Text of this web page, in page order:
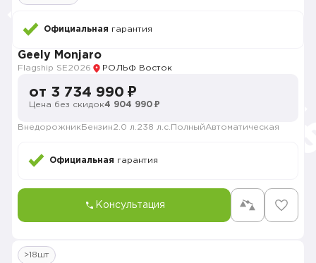
Официальная гарантия
Geely Monjaro
Flagship SE2026 РОЛЬФ Восток
от 3 734 990 ₽
Цена без скидок4 904 990 ₽
Внедорожник Бензин2.0 л. 238 л.с. ПолныйАвтоматическая
Официальная гарантия
Консультация
>18шт